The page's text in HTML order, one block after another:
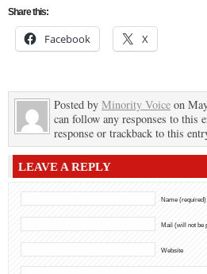
Share this:
Facebook X
Posted by Minority Voice on
can follow any responses to this
response or trackback to this
LEAVE A REPLY
Name (required)
Mail (will not be
Website